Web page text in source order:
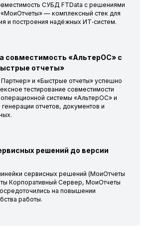
СУБД FTData с решениями
«МоиОтчеты» — комплексный стек для
и построения надёжных ИТ‑систем.
совместимость «АльтерОС» с
отчеты»
и «Быстрые отчеты» успешно
тестирование совместимости
системы «АльтерОС» и
отчетов, документов и
решений до версии
сервисных решений (МоиОтчеты
Корпоративный Сервер, МоиОтчеты
на повышении
работы.